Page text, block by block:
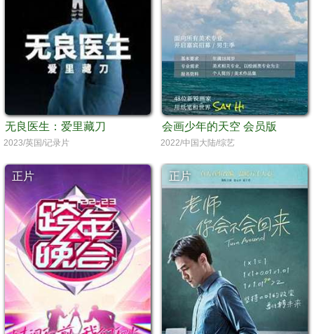
无良医生：爱里藏刀
2023/英国/记录片
会画少年的天空 会员版
2022/中国大陆/综艺
正片 正片